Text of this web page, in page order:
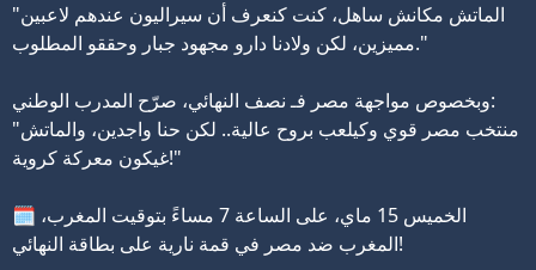
"الماتش مكانش ساهل، كنت كنعرف أن سيراليون عندهم لاعبين
مميزين، لكن ولادنا دارو مجهود جبار وحققو المطلوب."
وبخصوص مواجهة مصر فـ نصف النهائي، صرّح المدرب الوطني:
"منتخب مصر قوي وكيلعب بروح عالية.. لكن حنا واجدين، والماتش
غيكون معركة كروية!"
🗓️ الخميس 15 ماي، على الساعة 7 مساءً بتوقيت المغرب،
المغرب ضد مصر في قمة نارية على بطاقة النهائي!